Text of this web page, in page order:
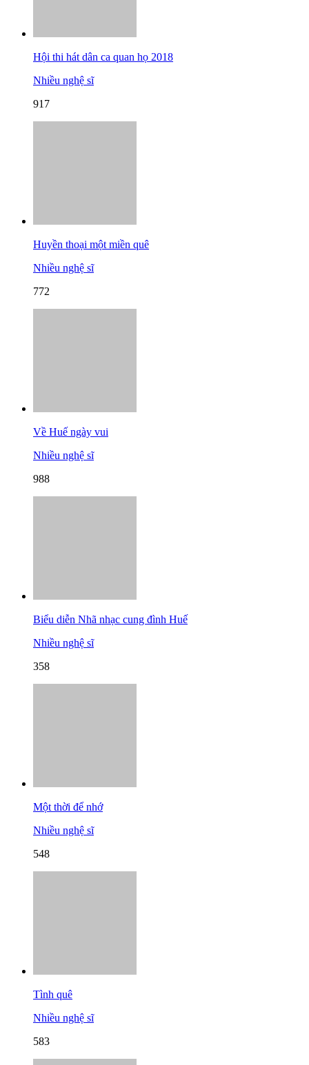
Hội thi hát dân ca quan họ 2018
Nhiều nghệ sĩ
917
Huyền thoại một miền quê
Nhiều nghệ sĩ
772
Về Huế ngày vui
Nhiều nghệ sĩ
988
Biểu diễn Nhã nhạc cung đình Huế
Nhiều nghệ sĩ
358
Một thời để nhớ
Nhiều nghệ sĩ
548
Tình quê
Nhiều nghệ sĩ
583